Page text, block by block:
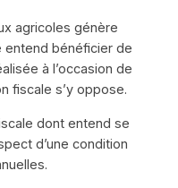
agricoles génère
entend bénéficier de
à l’occasion de
fiscale s’y oppose.
dont entend se
d’une condition